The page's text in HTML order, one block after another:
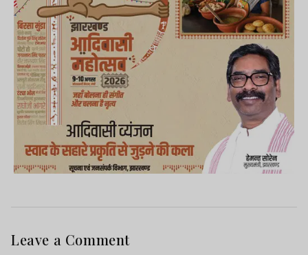
Leave a Comment